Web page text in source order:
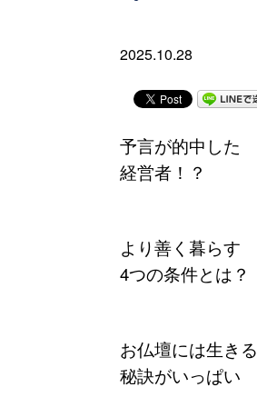
2025.10.28
予言が的中した
経営者！？
より善く暮らす
4つの条件とは？
お仏壇には生きる
秘訣がいっぱい